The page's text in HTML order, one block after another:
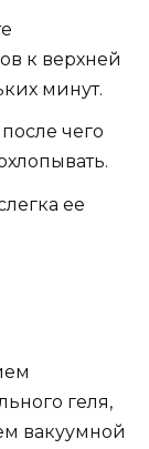
к верхней
минут.
чего
ее
геля,
вакуумной